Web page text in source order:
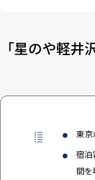
「星のや軽井
東京
宿泊
間を